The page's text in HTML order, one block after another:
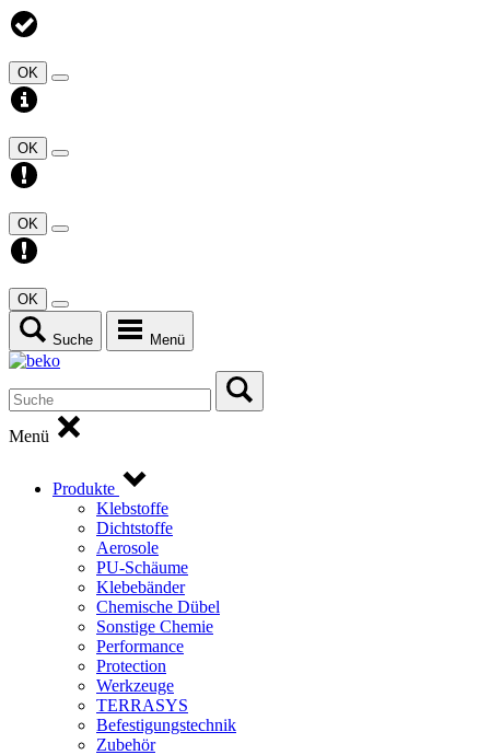
OK
OK
OK
OK
Suche Menü
Menü
Produkte
Klebstoffe
Dichtstoffe
Aerosole
PU-Schäume
Klebebänder
Chemische Dübel
Sonstige Chemie
Performance
Protection
Werkzeuge
TERRASYS
Befestigungstechnik
Zubehör